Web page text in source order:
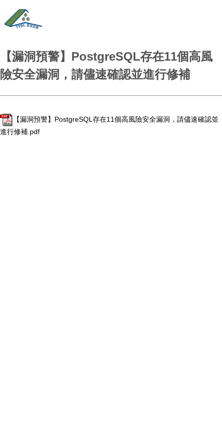
【漏洞預警】PostgreSQL存在11個高風
險安全漏洞，請儘速確認並進行修補
【漏洞預警】PostgreSQL存在11個高風險安全漏洞，請儘速確認並
進行修補.pdf